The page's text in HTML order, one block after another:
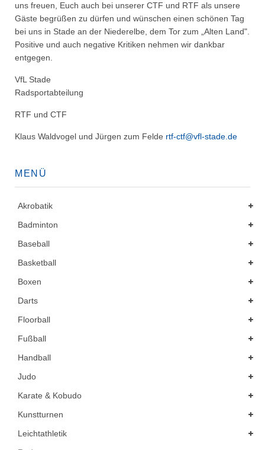
uns freuen, Euch auch bei unserer CTF und RTF als unsere
Gäste begrüßen zu dürfen und wünschen einen schönen Tag
bei uns in Stade an der Niederelbe, dem Tor zum „Alten Land".
Positive und auch negative Kritiken nehmen wir dankbar
entgegen.
VfL Stade
Radsportabteilung
RTF und CTF
Klaus Waldvogel und Jürgen zum Felde rtf-ctf@vfl-stade.de
MENÜ
Akrobatik
Badminton
Baseball
Basketball
Boxen
Darts
Floorball
Fußball
Handball
Judo
Karate & Kobudo
Kunstturnen
Leichtathletik